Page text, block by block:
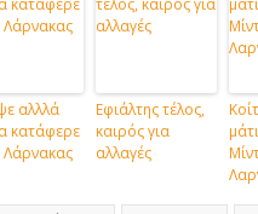
αλλλά
κατάφερε
Λάρνακας
Εφιάλτης τέλος,
καιρός για
αλλαγές